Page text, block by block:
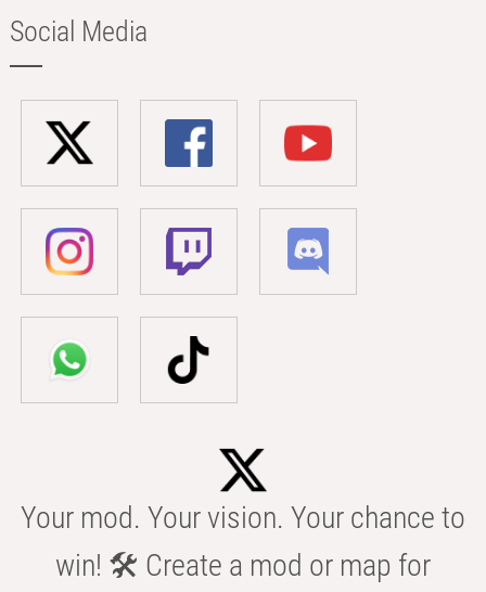
Social Media
Your mod. Your vision. Your chance to
win! 🛠️ Create a mod or map for